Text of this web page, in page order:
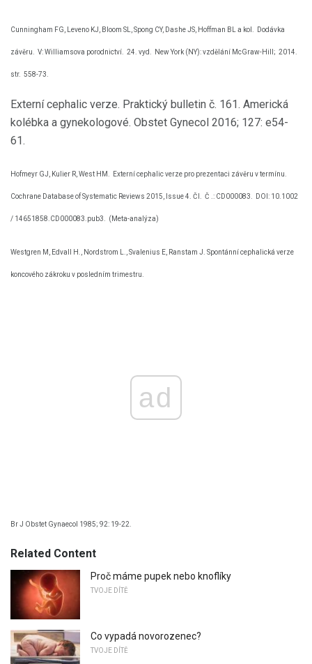
Cunningham FG, Leveno KJ, Bloom SL, Spong CY, Dashe JS, Hoffman BL a kol. Dodávka
závěru. V: Williamsova porodnictví. 24. vyd. New York (NY): vzdělání McGraw-Hill; 2014.
str. 558-73.
Externí cephalic verze. Praktický bulletin č. 161. Americká
kolébka a gynekologové. Obstet Gynecol 2016; 127: e54-
61.
Hofmeyr GJ, Kulier R, West HM. Externí cephalic verze pro prezentaci závěru v termínu.
Cochrane Database of Systematic Reviews 2015, Issue 4. Čl. Č .: CD000083. DOI: 10.1002
/ 14651858.CD000083.pub3. (Meta-analýza)
Westgren M, Edvall H., Nordstrom L., Svalenius E, Ranstam J. Spontánní cephalická verze
koncového zákroku v posledním trimestru.
ad
Br J Obstet Gynaecol 1985; 92: 19-22.
Related Content
Proč máme pupek nebo knoflíky
TVOJE DÍTĚ
Co vypadá novorozenec?
TVOJE DÍTĚ